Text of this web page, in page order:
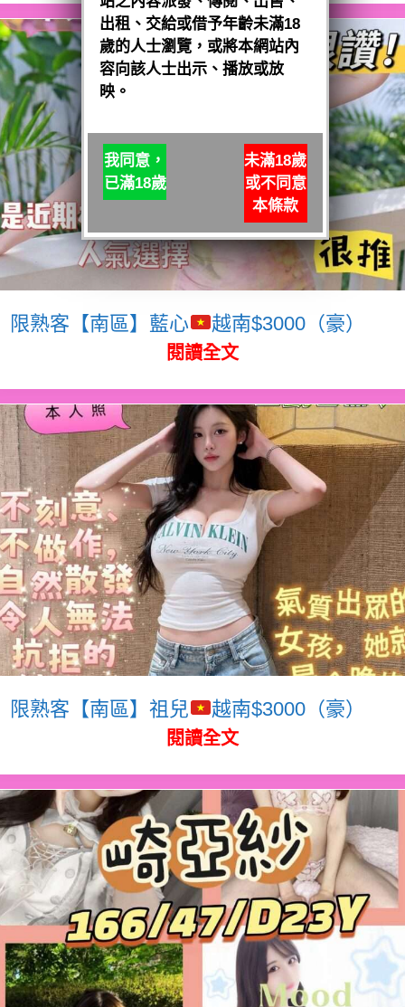
限熟客【南區】藍心 越南$3000（豪）
閱讀全文
限熟客【南區】祖兒 越南$3000（豪）
閱讀全文
出租、交給或借予年齡未滿18
歲的人士瀏覽，或將本網站內
容向該人士出示、播放或放
映。
我同意，
已滿18歲
未滿18歲
或不同意
本條款